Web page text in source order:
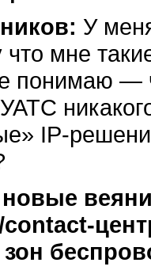
У
что мне
понимаю —
IP-